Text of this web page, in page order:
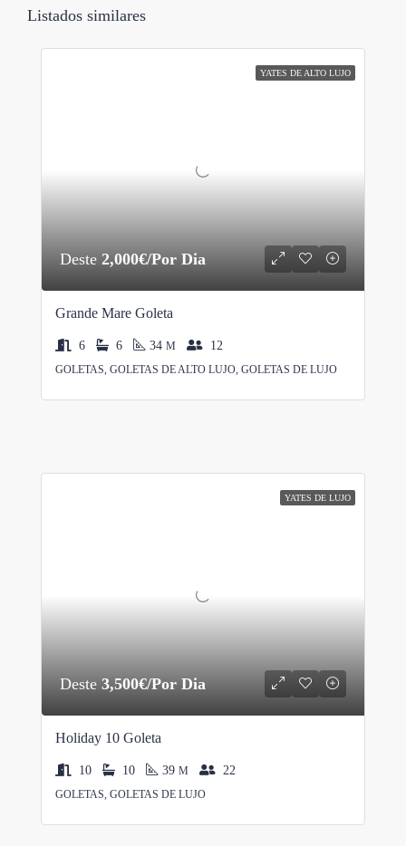
Listados similares
YATES DE ALTO LUJO
Deste 2,000€/Por Dia
Grande Mare Goleta
6 6 34 M 12
GOLETAS, GOLETAS DE ALTO LUJO, GOLETAS DE LUJO
YATES DE LUJO
Deste 3,500€/Por Dia
Holiday 10 Goleta
10 10 39 M 22
GOLETAS, GOLETAS DE LUJO